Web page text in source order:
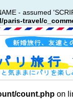
- assumed
paris-travel/
count.php on